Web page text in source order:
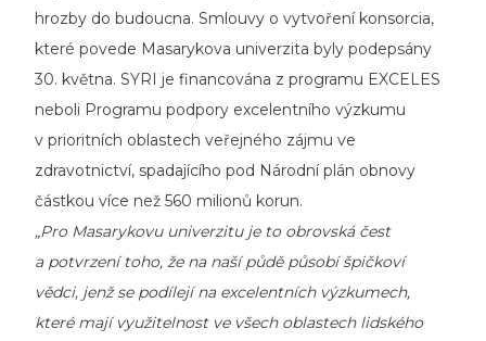
hrozby do budoucna. Smlouvy o vytvoření konsorcia,
které povede Masarykova univerzita byly podepsány
30. května. SYRI je financována z programu EXCELES
neboli Programu podpory excelentního výzkumu
v prioritních oblastech veřejného zájmu ve
zdravotnictví, spadajícího pod Národní plán obnovy
částkou více než 560 milionů korun.
„Pro Masarykovu univerzitu je to obrovská čest
a potvrzení toho, že na naší půdě působí špičkoví
vědci, jenž se podílejí na excelentních výzkumech,
které mají využitelnost ve všech oblastech lidského